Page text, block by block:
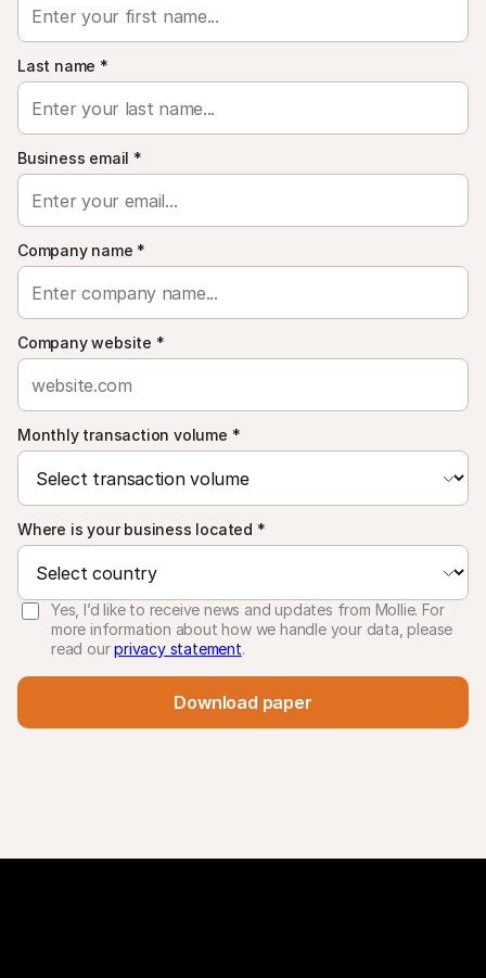
Stillinger
Kom og jobb hos oss - vi ansetter!
Kontakt
For shoppere
Finn ut hvorfor Mollie vises på kontoutskriften din
For Mollie-kunder
Ta kontakt med vårt kundestøtteteam
Oppdag hvordan vi kan hjelpe bedriften din
Last name *
Business email *
Company name *
Company website *
Monthly transaction volume *
Where is your business located *
Yes, I’d like to receive news and updates from Mollie. For
more information about how we handle your data, please
read ourprivacy statement.
Download paper